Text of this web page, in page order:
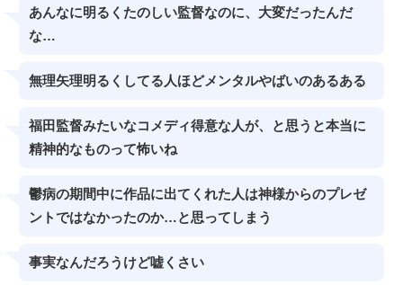
あんなに明るくたのしい監督なのに、大変だったんだ
な…
無理矢理明るくしてる人ほどメンタルやばいのあるある
福田監督みたいなコメディ得意な人が、と思うと本当に
精神的なものって怖いね
鬱病の期間中に作品に出てくれた人は神様からのプレゼ
ントではなかったのか…と思ってしまう
事実なんだろうけど嘘くさい